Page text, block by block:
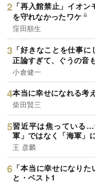
「再入館禁止」イオ
を守れなかったワケ
窪田順生
「好きなことを仕事
正論すぎて、ぐうの音
小倉健一
本当に幸せになれる考
柴田賢三
習近平は焦っている
軍」ではなく「海軍」
王 彦麟
「本当に幸せになり
と・ベスト1